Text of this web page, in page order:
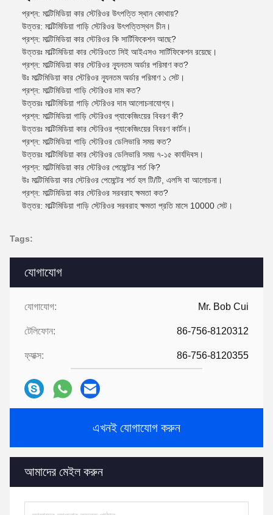
যোগাযোগ
যোগাযোগ: Mr. Bob Cui
টেলিফোন: 86-756-8120312
ফ্যাক্স: 86-756-8120355
এখনই যোগাযোগ করুন
আমাদের মেইল ​​করুন
প্রশ্ন: মাল্টিমিডিয়া কার স্টেরিওর উৎপত্তি স্থান কোথায়?
উত্তর: মাল্টিমিডিয়া গাড়ি স্টেরিওর উৎপত্তিস্থল চীন।
প্রশ্ন: মাল্টিমিডিয়া কার স্টেরিওর কি সার্টিফিকেশন আছে?
উত্তরঃ মাল্টিমিডিয়া কার স্টেরিওতে সিই আইএসও সার্টিফিকেশন রয়েছে।
প্রশ্ন: মাল্টিমিডিয়া কার স্টেরিওর ন্যূনতম অর্ডার পরিমাণ কত?
উঃ মাল্টিমিডিয়া কার স্টেরিওর ন্যূনতম অর্ডার পরিমাণ ১ সেট।
প্রশ্ন: মাল্টিমিডিয়া গাড়ি স্টেরিওর দাম কত?
উত্তরঃ মাল্টিমিডিয়া গাড়ি স্টেরিওর দাম আলোচনাযোগ্য।
প্রশ্ন: মাল্টিমিডিয়া গাড়ি স্টেরিওর প্যাকেজিংয়ের বিবরণ কী?
উত্তরঃ মাল্টিমিডিয়া কার স্টেরিওর প্যাকেজিংয়ের বিবরণ কার্টন।
প্রশ্ন: মাল্টিমিডিয়া গাড়ি স্টেরিওর ডেলিভারি সময় কত?
উত্তরঃ মাল্টিমিডিয়া কার স্টেরিওর ডেলিভারি সময় ৭-১৫ কার্যদিবস।
প্রশ্ন: মাল্টিমিডিয়া কার স্টেরিওর পেমেন্টের শর্ত কি?
উঃ মাল্টিমিডিয়া কার স্টেরিওর পেমেন্টের শর্ত হল টি/টি, এলসি বা আলোচনা।
প্রশ্ন: মাল্টিমিডিয়া কার স্টেরিওর সরবরাহ ক্ষমতা কত?
উত্তর: মাল্টিমিডিয়া গাড়ি স্টেরিওর সরবরাহ ক্ষমতা প্রতি মাসে 10000 সেট।
Tags: